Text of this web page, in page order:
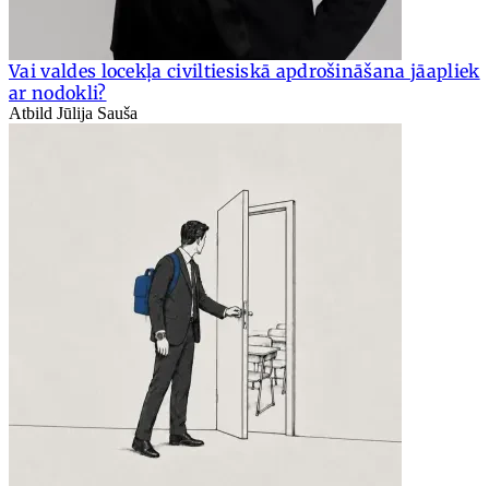
Vai valdes locekļa civiltiesiskā apdrošināšana jāapliek
ar nodokli?
Atbild Jūlija Sauša